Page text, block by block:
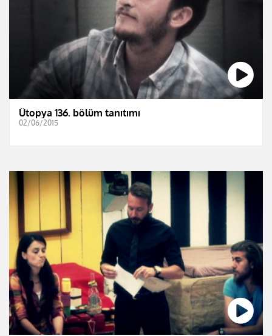
Ütopya 136. bölüm tanıtımı
02/06/2015